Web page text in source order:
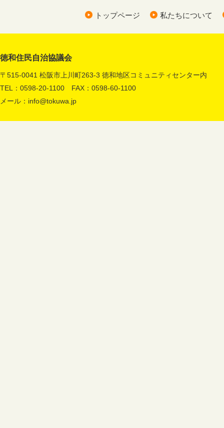
トップページ 私たちについて
徳和住民自治協議会
〒515-0041 松阪市上川町263-3 徳和地区コミュニティセンター内
TEL：0598-20-1100 FAX：0598-60-1100
メール： info@tokuwa.jp